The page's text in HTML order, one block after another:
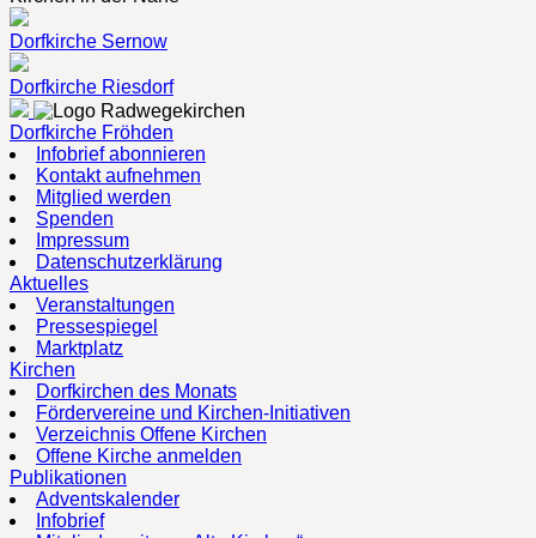
Dorfkirche Sernow
Dorfkirche Riesdorf
Dorfkirche Fröhden
Infobrief abonnieren
Kontakt aufnehmen
Mitglied werden
Spenden
Impressum
Datenschutzerklärung
Aktuelles
Veranstaltungen
Pressespiegel
Marktplatz
Kirchen
Dorfkirchen des Monats
Fördervereine und Kirchen-Initiativen
Verzeichnis Offene Kirchen
Offene Kirche anmelden
Publikationen
Adventskalender
Infobrief